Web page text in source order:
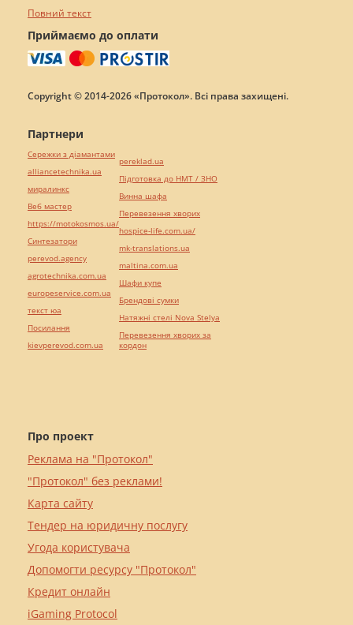
Повний текст
Приймаємо до оплати
Copyright © 2014-2026 «Протокол». Всі права захищені.
Про проект
Реклама на "Протокол"
"Протокол" без реклами!
Карта сайту
Тендер на юридичну послугу
Угода користувача
Допомогти ресурсу "Протокол"
Кредит онлайн
iGaming Protocol
Партнери
Сережки з діамантами
alliancetechnika.ua
миралинкс
Веб мастер
https://motokosmos.ua/
Синтезатори
perevod.agency
agrotechnika.com.ua
europeservice.com.ua
текст юа
Посилання
kievperevod.com.ua
pereklad.ua
Підготовка до НМТ / ЗНО
Винна шафа
Перевезення хворих
hospice-life.com.ua/
mk-translations.ua
maltina.com.ua
Шафи купе
Брендові сумки
Натяжні стелі Nova Stelya
Перевезення хворих за
кордон